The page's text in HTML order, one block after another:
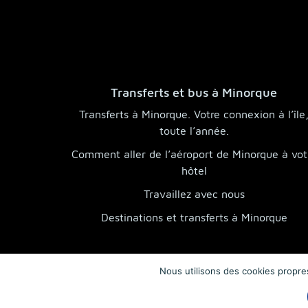
Transferts et bus à Minorque
Transferts à Minorque. Votre connexion à l’île,
toute l’année.
Comment aller de l’aéroport de Minorque à
hôtel
Travaillez avec nous
Destinations et transferts à Minorque
Nous utilisons des cookies